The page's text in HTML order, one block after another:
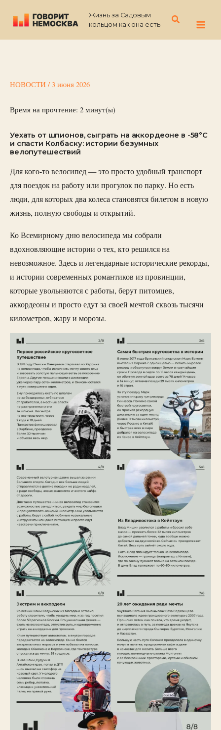
содержимому
Жизнь за Садовым
кольцом как она есть
Поиск
НОВОСТИ / 3 июня 2026
Время на прочтение: 2 минут(ы)
Уехать от шпионов, сыграть на аккордеоне в -58°C
и спасти Колбаску: истории безумных
велопутешествий
Для кого-то велосипед — это просто удобный транспорт
для поездок на работу или прогулок по парку. Но есть
люди, для которых два колеса становятся билетом в новую
жизнь, полную свободы и открытий.
Ко Всемирному дню велосипеда мы собрали
вдохновляющие истории о тех, кто решился на
невозможное. Здесь и легендарные исторические рекорды,
и истории современных романтиков из провинции,
которые увольняются с работы, берут питомцев,
аккордеоны и просто едут за своей мечтой сквозь тысячи
километров, жару и морозы.